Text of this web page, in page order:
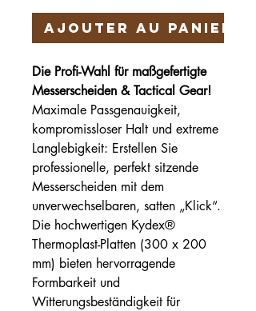
Ajouter au panier
Die Profi-Wahl für maßgefertigte
Messerscheiden & Tactical Gear!
Maximale Passgenauigkeit,
kompromissloser Halt und extreme
Langlebigkeit: Erstellen Sie
professionelle, perfekt sitzende
Messerscheiden mit dem
unverwechselbaren, satten „Klick“.
Die hochwertigen Kydex®
Thermoplast-Platten (300 x 200
mm) bieten hervorragende
Formbarkeit und
Witterungsbeständigkeit für